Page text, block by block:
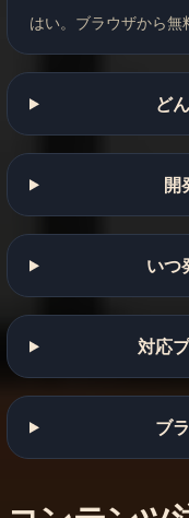
はい。ブラウザから無
ど
開
いつ
対応
ブ